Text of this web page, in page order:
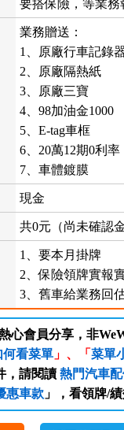
要搭保險，等業務
業務贈送：
1、原廠行車記錄
2、原廠隔熱紙
3、原廠三寶
4、98加油金1000
5、E-tag車框
6、20萬12期0利率
7、車體鍍膜
現金
共0元（尚未確認
1、要本月掛牌
2、保險領牌實報
3、舊車給業務回
心會員分享，非
何看菜單」、「 菜單
，請閱讀 熱門汽車
惠車款」，看領牌/